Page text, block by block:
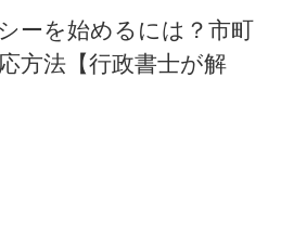
ーを始めるには？市町
方法【行政書士が解